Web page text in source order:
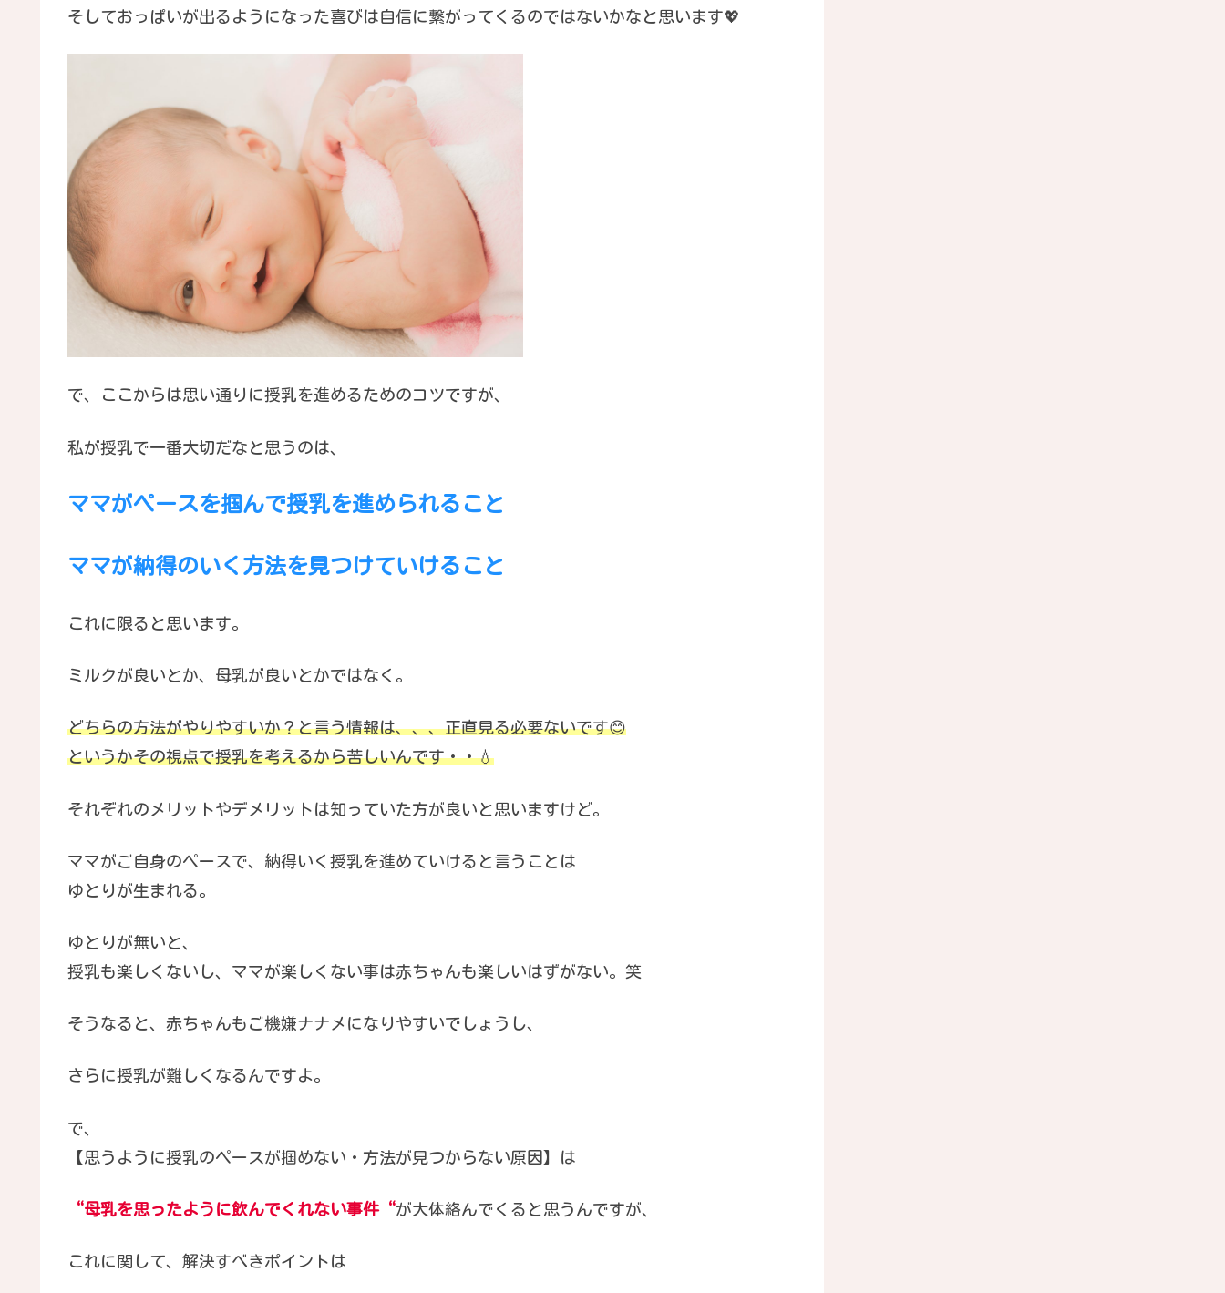
そしておっぱいが出るようになった喜びは自信に繋がってくるのではないかなと思います💖
で、ここからは思い通りに授乳を進めるためのコツですが、
私が授乳で一番大切だなと思うのは、
ママがペースを掴んで授乳を進められること
ママが納得のいく方法を見つけていけること
これに限ると思います。
ミルクが良いとか、母乳が良いとかではなく。
どちらの方法がやりやすいか？と言う情報は、、、正直見る必要ないです😊
というかその視点で授乳を考えるから苦しいんです・・💧
それぞれのメリットやデメリットは知っていた方が良いと思いますけど。
ママがご自身のペースで、納得いく授乳を進めていけると言うことは
ゆとりが生まれる。
ゆとりが無いと、
授乳も楽しくないし、ママが楽しくない事は赤ちゃんも楽しいはずがない。笑
そうなると、赤ちゃんもご機嫌ナナメになりやすいでしょうし、
さらに授乳が難しくなるんですよ。
で、
【思うように授乳のペースが掴めない・方法が見つからない原因】は
“母乳を思ったように飲んでくれない事件“が大体絡んでくると思うんですが、
これに関して、解決すべきポイントは